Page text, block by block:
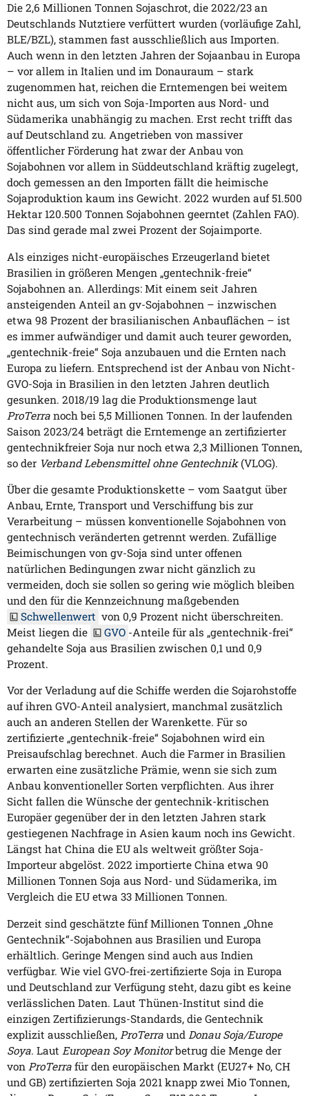
Die 2,6 Millionen Tonnen Sojaschrot, die 2022/23 an
Deutschlands Nutztiere verfüttert wurden (vorläufige Zahl,
BLE/BZL), stammen fast ausschließlich aus Importen.
Auch wenn in den letzten Jahren der Sojaanbau in Europa
– vor allem in Italien und im Donauraum – stark
zugenommen hat, reichen die Erntemengen bei weitem
nicht aus, um sich von Soja-Importen aus Nord- und
Südamerika unabhängig zu machen. Erst recht trifft das
auf Deutschland zu. Angetrieben von massiver
öffentlicher Förderung hat zwar der Anbau von
Sojabohnen vor allem in Süddeutschland kräftig zugelegt,
doch gemessen an den Importen fällt die heimische
Sojaproduktion kaum ins Gewicht. 2022 wurden auf 51.500
Hektar 120.500 Tonnen Sojabohnen geerntet (Zahlen FAO).
Das sind gerade mal zwei Prozent der Sojaimporte.
Als einziges nicht-europäisches Erzeugerland bietet
Brasilien in größeren Mengen „gentechnik-freie“
Sojabohnen an. Allerdings: Mit einem seit Jahren
ansteigenden Anteil an gv-Sojabohnen – inzwischen
etwa 98 Prozent der brasilianischen Anbauflächen – ist
es immer aufwändiger und damit auch teurer geworden,
„gentechnik-freie“ Soja anzubauen und die Ernten nach
Europa zu liefern. Entsprechend ist der Anbau von Nicht-
GVO-Soja in Brasilien in den letzten Jahren deutlich
gesunken. 2018/19 lag die Produktionsmenge laut
ProTerra noch bei 5,5 Millionen Tonnen. In der laufenden
Saison 2023/24 beträgt die Erntemenge an zertifizierter
gentechnikfreier Soja nur noch etwa 2,3 Millionen Tonnen,
so der Verband Lebensmittel ohne Gentechnik(VLOG).
Über die gesamte Produktionskette – vom Saatgut über
Anbau, Ernte, Transport und Verschiffung bis zur
Verarbeitung – müssen konventionelle Sojabohnen von
gentechnisch veränderten getrennt werden. Zufällige
Beimischungen von gv-Soja sind unter offenen
natürlichen Bedingungen zwar nicht gänzlich zu
vermeiden, doch sie sollen so gering wie möglich bleiben
und den für die Kennzeichnung maßgebenden
Schwellenwert von 0,9 Prozent nicht überschreiten.
Meist liegen die
GVO -Anteile für als „gentechnik-frei“
gehandelte Soja aus Brasilien zwischen 0,1 und 0,9
Prozent.
Vor der Verladung auf die Schiffe werden die Sojarohstoffe
auf ihren GVO-Anteil analysiert, manchmal zusätzlich
auch an anderen Stellen der Warenkette. Für so
zertifizierte „gentechnik-freie“ Sojabohnen wird ein
Preisaufschlag berechnet. Auch die Farmer in Brasilien
erwarten eine zusätzliche Prämie, wenn sie sich zum
Anbau konventioneller Sorten verpflichten. Aus ihrer
Sicht fallen die Wünsche der gentechnik-kritischen
Europäer gegenüber der in den letzten Jahren stark
gestiegenen Nachfrage in Asien kaum noch ins Gewicht.
Längst hat China die EU als weltweit größter Soja-
Importeur abgelöst. 2022 importierte China etwa 90
Millionen Tonnen Soja aus Nord- und Südamerika, im
Vergleich die EU etwa 33 Millionen Tonnen.
Derzeit sind geschätzte fünf Millionen Tonnen „Ohne
Gentechnik“-Sojabohnen aus Brasilien und Europa
erhältlich. Geringe Mengen sind auch aus Indien
verfügbar. Wie viel GVO-frei-zertifizierte Soja in Europa
und Deutschland zur Verfügung steht, dazu gibt es keine
verlässlichen Daten. Laut Thünen-Institut sind die
einzigen Zertifizierungs-Standards, die Gentechnik
explizit ausschließen, ProTerra und Donau Soja/Europe
Soya. Laut European Soy Monitorbetrug die Menge der
von ProTerra für den europäischen Markt (EU27+ No, CH
und GB) zertifizierten Soja 2021 knapp zwei Mio Tonnen,